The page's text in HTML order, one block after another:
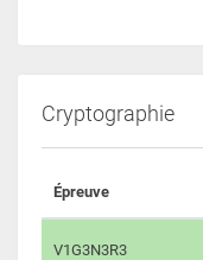
Cryptographie
Épreuve
V1G3N3R3